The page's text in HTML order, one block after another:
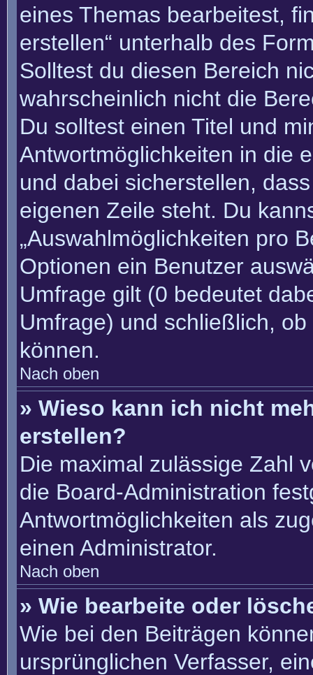
eines Themas bearbeitest,
erstellen“ unterhalb des
Solltest du diesen Bereich
wahrscheinlich nicht die
Du solltest einen Titel und
Antwortmöglichkeiten in die
und dabei sicherstellen,
eigenen Zeile steht. Du
„Auswahlmöglichkeiten pro
Optionen ein Benutzer
Umfrage gilt (0 bedeutet
Umfrage) und schließlich,
können.
Nach oben
» Wieso kann ich nicht
erstellen?
Die maximal zulässige Zahl
die Board-Administration
Antwortmöglichkeiten als
einen Administrator.
Nach oben
» Wie bearbeite oder
Wie bei den Beiträgen
ursprünglichen Verfasser,